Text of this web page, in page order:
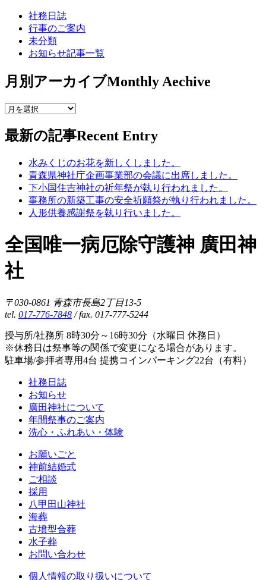
社務日誌
行事のご案内
未分類
お知らせ記事一覧
月別アーカイブMonthly Aechive
最新の記事Recent Entry
水みくじのお花を新しくしました。
青森県神社庁企画事業部の会議に出席しました。
下小国住吉神社の祈年祭が執り行われました。
事務所の新築工事の安全祈願祭が執り行われました。
人形供養感謝祭を執り行いました。
全国唯一病厄除守護神 廣田神
社
〒030-0861 青森市長島2丁目13-5
tel. 017-776-7848/ fax. 017-777-5244
授与所/社務所 8時30分～16時30分（水曜日 休務日）
※休務日は祭事等の関係で変更になる場合があります。
駐車場/参拝者専用4台 提携コインパーキング22台（有料）
社務日誌
お知らせ
廣田神社について
年間祭事のご案内
洗心・ふれあい・体験
お願いごと
神前結婚式
ご相談
採用
八甲田山神社
海葬
古墳型合葬
水子葬
お問い合わせ
個人情報の取り扱いについて